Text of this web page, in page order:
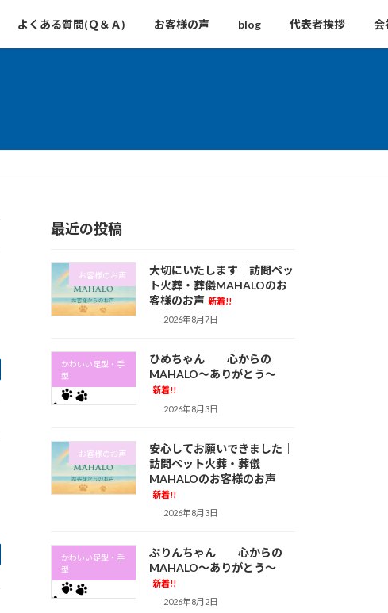
よくある質問(Ｑ＆Ａ) お客様の声 blog 代表者挨拶 会
最近の投稿
お客様のお声
大切にいたします｜訪問ペッ
ト火葬・葬儀MAHALOのお
客様のお声 新着!!
2026年8月7日
かわいい足型・手
型
ひめちゃん 心からの
MAHALO～ありがとう～
新着!!
2026年8月3日
お客様のお声
安心してお願いできました｜
訪問ペット火葬・葬儀
MAHALOのお客様のお声
新着!!
2026年8月3日
かわいい足型・手
型
ぷりんちゃん 心からの
MAHALO～ありがとう～
新着!!
2026年8月2日